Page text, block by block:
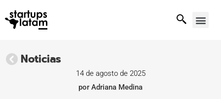
Noticias
14 de agosto de 2025
por Adriana Medina